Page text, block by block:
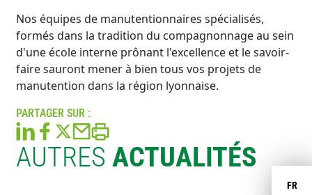
FR
Nos équipes de manutentionnaires spécialisés,
formés dans la tradition du compagnonnage au sein
d'une école interne prônant l'excellence et le savoir-
faire sauront mener à bien tous vos projets de
manutention dans la région lyonnaise.
PARTAGER SUR :
AUTRESACTUALITÉS